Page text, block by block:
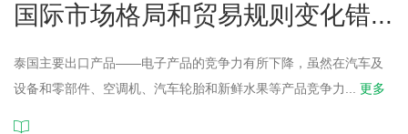
国际市场格局和贸易规则变化错...
泰国主要出口产品——电子产品的竞争力有所下降，虽然在汽车及
设备和零部件、空调机、汽车轮胎和新鲜水果等产品竞争力
更多